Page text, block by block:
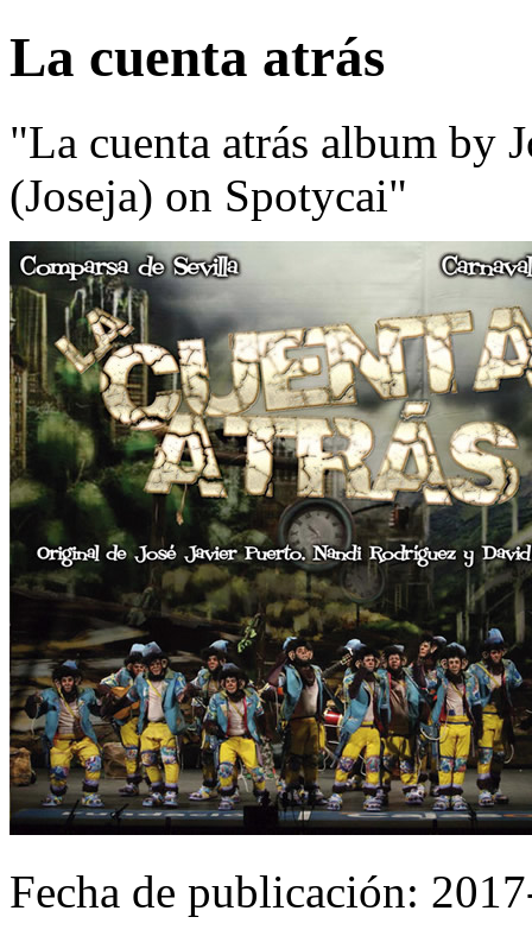
La cuenta atrás
"La cuenta atrás album by
(Joseja) on Spotycai"
Fecha de publicación: